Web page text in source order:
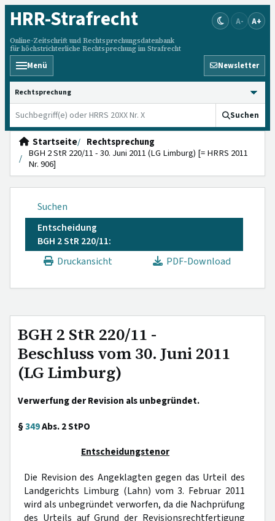
HRR-Strafrecht
Online-Zeitschrift und Rechtsprechungsdatenbank
für höchstrichterliche Rechtsprechung im Strafrecht
A- A+
Menü Newsletter
HRRS durchsuchen
Suchen
Startseite
Rechtsprechung
BGH 2 StR 220/11 - 30. Juni 2011 (LG Limburg) [= HRRS 2011
Nr. 906]
Suchen
Entscheidung
BGH 2 StR 220/11:
Druckansicht
PDF-Download
BGH 2 StR 220/11 -
Beschluss vom 30. Juni 2011
(LG Limburg)
Verwerfung der Revision als unbegründet.
§349Abs. 2 StPO
Entscheidungstenor
Die Revision des Angeklagten gegen das Urteil des
Landgerichts Limburg (Lahn) vom 3. Februar 2011
wird als unbegründet verworfen, da die Nachprüfung
des Urteils auf Grund der Revisionsrechtfertigung